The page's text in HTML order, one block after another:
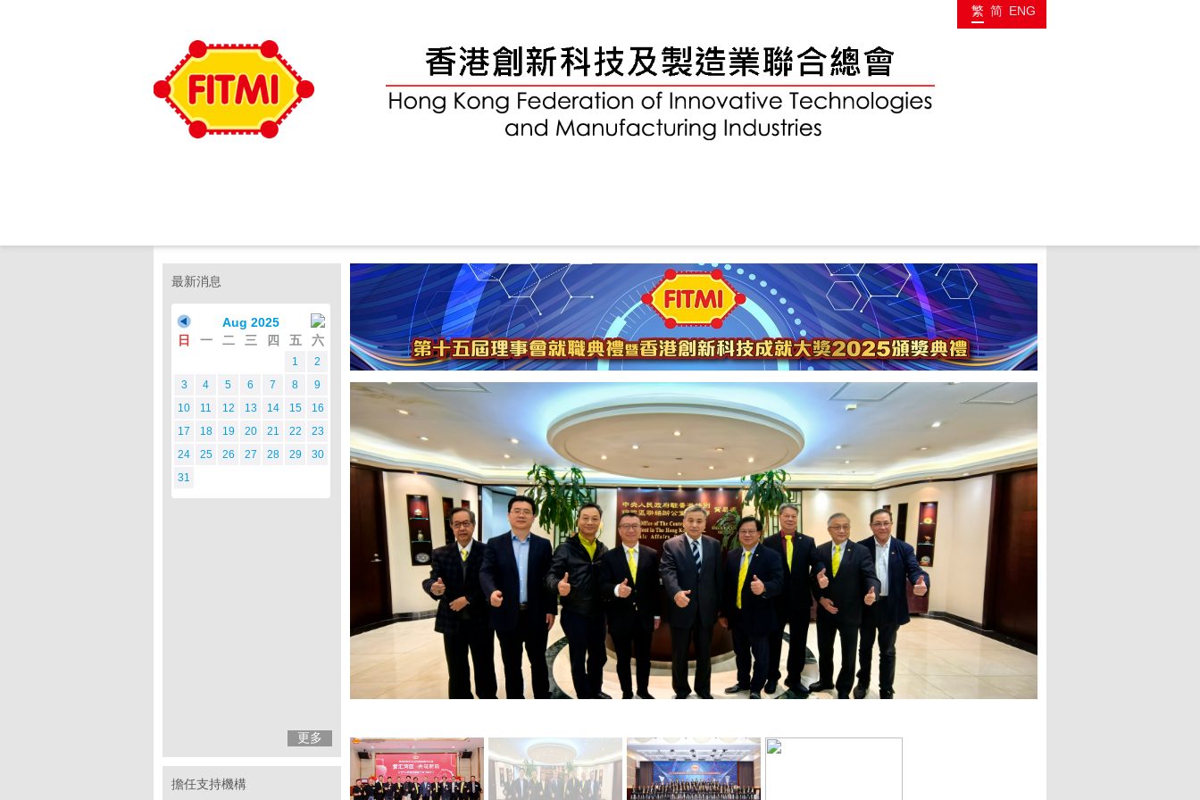
繁 简 ENG
最新消息
Aug 2025
日
一 二 三 四 五 六
1
2
3
4 5 6 7 8
9
10
11 12 13 14 15
16
17
18 19 20 21 22
23
24
25 26 27 28 29
30
31
更多
擔任支持機構